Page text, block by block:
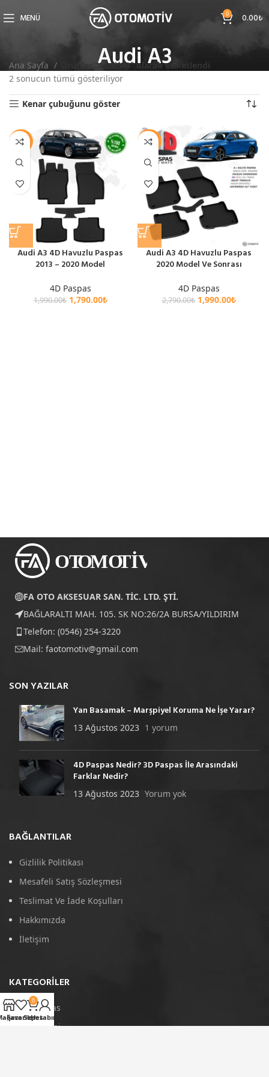
MENÜ 0 0.00₺
Audi A3
Ana Sayfa
Ürünler “Audi A3” olarak etiketlendi
2 sonucun tümü gösteriliyor
Kenar çubuğunu göster
-10%
Audi A3 4D Havuzlu Paspas
2013 – 2020 Model
4D Paspas
1,990.00₺ 1,790.00₺
-29%
Audi A3 4D Havuzlu Paspas
2020 Model Ve Sonrası
4D Paspas
2,790.00₺ 1,990.00₺
FA OTO AKSESUAR SAN. TİC. LTD. ŞTİ.
BAĞLARALTI MAH. 105. SK NO:26/2A BURSA/YILDIRIM
Telefon: (0546) 254-3220
Mail: faotomotiv@gmail.com
SON YAZILAR
Yan Basamak – Marşpiyel Koruma Ne İşe Yarar?
13 Ağustos 2023 1 yorum
4D Paspas Nedir? 3D Paspas İle Arasındaki
Farklar Nedir?
13 Ağustos 2023 Yorum yok
BAĞLANTILAR
Gizlilik Politikası
Mesafeli Satış Sözleşmesi
Teslimat Ve İade Koşulları
Hakkımızda
İletişim
KATEGORILER
4D Paspas
Port Bagaj
Favoriler
0
Sepet
Hesabım